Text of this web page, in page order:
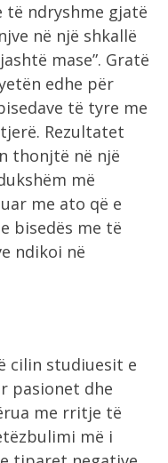
të ndryshme gjatë
në një shkallë
mase”. Gratë
edhe për
të tyre me
Rezultatet
thonjtë në një
më
me ato që e
bisedës me të
ndikoi në
cilin studiuesit e
pasionet dhe
me rritje të
më i